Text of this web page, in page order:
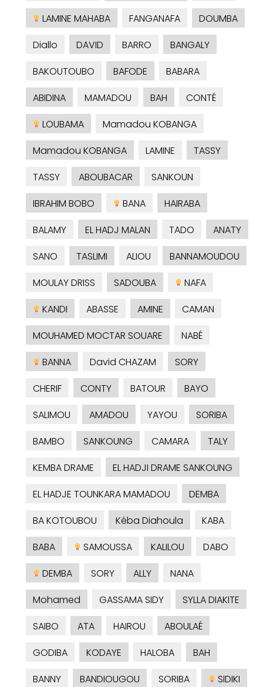
LAMINE MAHABA
FANGANAFA
DOUMBA
Diallo
DAVID BARRO
BANGALY
BAKOUTOUBO
BAFODE
BABARA
ABIDINA
MAMADOU BAH
CONTÉ
LOUBAMA
Mamadou KOBANGA
Mamadou KOBANGA
LAMINE
TASSY
TASSY
ABOUBACAR
SANKOUN
IBRAHIM BOBO
BANA
HAIRABA
BALAMY
EL HADJ MALAN TADO
ANATY
SANO
TASLIMI ALIOU
BANNAMOUDOU
MOULAY DRISS
SADOUBA
NAFA
KANDI
ABASSE AMINE
CAMAN
MOUHAMED MOCTAR SOUARE
NABÉ
BANNA
David CHAZAM
SORY
CHERIF
CONTY BATOUR
BAYO
SALIMOU
AMADOU YAYOU
SORIBA
BAMBO
SANKOUNG CAMARA
TALY
KEMBA DRAME
EL HADJI DRAME SANKOUNG
EL HADJE TOUNKARA MAMADOU
DEMBA
BA KOTOUBOU
Kéba Diahoula
KABA
BABA
SAMOUSSA KALILOU
DABO
DEMBA
SORY ALLY
NANA
Mohamed
GASSAMA SIDY
SYLLA DIAKITE
SAIBO
ATA HAIROU
ABOULAÉ
GODIBA
KODAYE HALOBA
BAH
BANNY
BANDIOUGOU SORIBA SIDIKI